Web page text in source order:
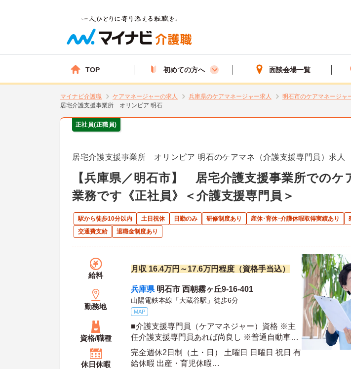
TOP 初めての方へ 面談会場一覧
マイナビ介護職 ケアマネージャーの求人 兵庫県のケアマネージャー求人 明石市のケアマネージャ
居宅介護支援事業所 オリンピア 明石
正社員(正職員)
居宅介護支援事業所 オリンピア 明石のケアマネ（介護支援専門員）求人
【兵庫県／明石市】 居宅介護支援事業所でのケ
業務です《正社員》＜介護支援専門員＞
駅から徒歩10分以内 土日祝休 日勤のみ 研修制度あり 産休･育休･介護休暇取得実績あり
交通費支給
退職金制度あり
給料
月収 16.4万円～17.6万円程度（資格手当込）
勤務地
兵庫県 明石市 西朝霧ヶ丘9-16-401
山陽電鉄本線「大蔵谷駅」徒歩6分
MAP
資格/職種
■介護支援専門員（ケアマネジャー）資格 ※主
任介護支援専門員あれば尚良し ※普通自動車運
転免許（AT限定可）あれば尚良し
休日休暇
完全週休2日制（土・日） 土曜日 日曜日 祝日 有
給休暇 出産・育児休暇